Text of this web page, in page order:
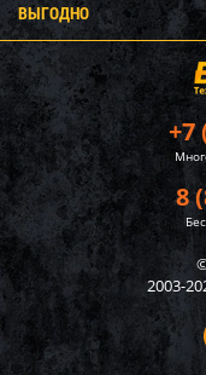
+7
8
2003-
ВЫГОДНО